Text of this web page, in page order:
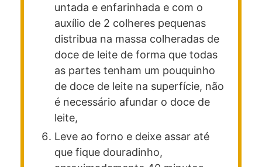
untada e enfarinhada e com o
auxílio de 2 colheres pequenas
distribua na massa colheradas de
doce de leite de forma que todas
as partes tenham um pouquinho
de doce de leite na superfície, não
é necessário afundar o doce de
leite,
Leve ao forno e deixe assar até
que fique douradinho,